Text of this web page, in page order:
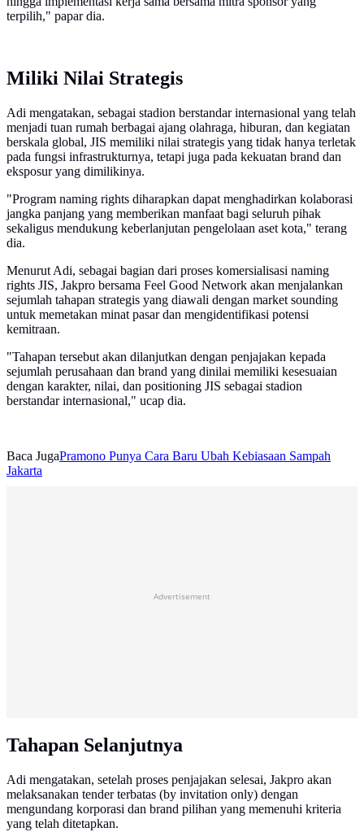
terpilih," papar dia.
Miliki Nilai Strategis
Adi mengatakan, sebagai stadion berstandar internasional yang telah
menjadi tuan rumah berbagai ajang olahraga, hiburan, dan kegiatan
berskala global, JIS memiliki nilai strategis yang tidak hanya terletak
pada fungsi infrastrukturnya, tetapi juga pada kekuatan brand dan
eksposur yang dimilikinya.
"Program naming rights diharapkan dapat menghadirkan kolaborasi
jangka panjang yang memberikan manfaat bagi seluruh pihak
sekaligus mendukung keberlanjutan pengelolaan aset kota," terang
dia.
Menurut Adi, sebagai bagian dari proses komersialisasi naming
rights JIS, Jakpro bersama Feel Good Network akan menjalankan
sejumlah tahapan strategis yang diawali dengan market sounding
untuk memetakan minat pasar dan mengidentifikasi potensi
kemitraan.
"Tahapan tersebut akan dilanjutkan dengan penjajakan kepada
sejumlah perusahaan dan brand yang dinilai memiliki kesesuaian
dengan karakter, nilai, dan positioning JIS sebagai stadion
berstandar internasional," ucap dia.
Baca JugaPramono Punya Cara Baru Ubah Kebiasaan Sampah
Jakarta
Advertisement
Tahapan Selanjutnya
Adi mengatakan, setelah proses penjajakan selesai, Jakpro akan
melaksanakan tender terbatas (by invitation only) dengan
mengundang korporasi dan brand pilihan yang memenuhi kriteria
yang telah ditetapkan.